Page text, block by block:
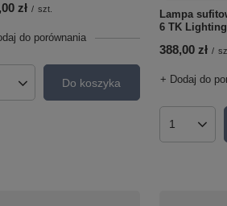
zł / szt.
do porównania
produktówDo koszyka
Lampa
6 TK Lighting
388,00 zł /
+ Dodaj do
Ilość